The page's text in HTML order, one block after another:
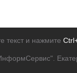
текст и нажмите